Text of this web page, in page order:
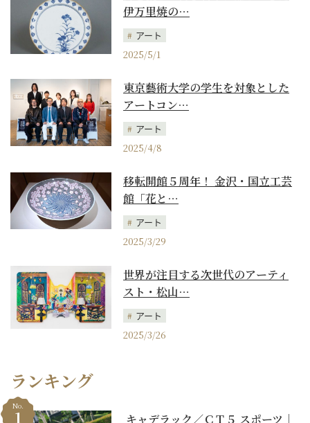
伊万里焼の…
アート
2025/5/1
東京藝術大学の学生を対象とした
アートコン…
アート
2025/4/8
移転開館５周年！ 金沢・国立工芸
館「花と…
アート
2025/3/29
世界が注目する次世代のアーティ
スト・松山…
アート
2025/3/26
ランキング
キャデラック／ＣＴ５ スポーツ｜
No.